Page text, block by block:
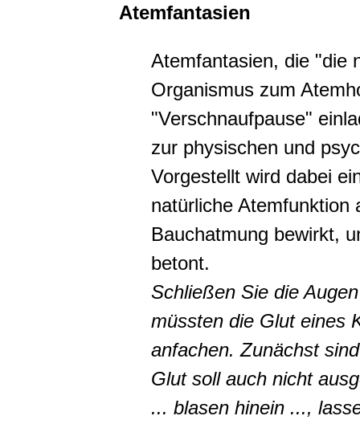
Atemfantasien
Atemfantasien, die "die
Organismus zum
"Verschnaufpause"
zur physischen und
Vorgestellt wird dabei
natürliche Atemfunktion
Bauchatmung bewirkt,
betont.
Schließen Sie die
müssten die Glut eines
anfachen. Zunächst
Glut soll auch nicht
... blasen hinein ...,